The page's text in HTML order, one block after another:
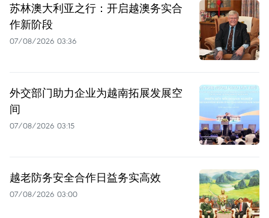
苏林澳大利亚之行：开启越澳务实合
作新阶段
07/08/2026 03:36
外交部门助力企业为越南拓展发展空
间
07/08/2026 03:15
越老防务安全合作日益务实高效
07/08/2026 03:00